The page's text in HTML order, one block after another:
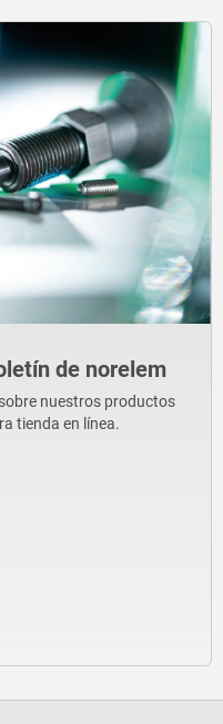
de norelem
nuestros productos
tienda en línea.